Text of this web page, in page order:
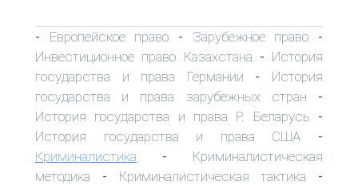
- Европейское право - Зарубежное право -
Инвестиционное право Казахстана - История
государства и права Германии - История
государства и права зарубежных стран -
История государства и права Р. Беларусь -
История государства и права США -
Криминалистика - Криминалистическая
методика - Криминалистическая тактика -